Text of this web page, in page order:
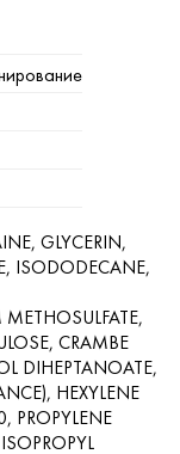
GLYCERIN,
ISODODECANE,
CRAMBE
DIHEPTANOATE,
HEXYLENE
PROPYLENE